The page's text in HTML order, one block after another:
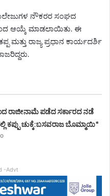
ನೌಕರರ ಸಂಘದ
ಆಯ್ಕೆ ಮಾಡಲಾಯಿತು. ಈ
ಮತ್ತು ರಾಜ್ಯ ಪ್ರಧಾನ ಕಾರ್ಯದರ್ಶಿ
ರಾಜೀನಾಮೆ ಪಡೆದ ಸರ್ಕಾರದ ನಡೆ
ಕಪ್ಪು ಚುಕ್ಕೆ:ಬಸವರಾಜ ಬೊಮ್ಮಾಯಿ*
-Advt